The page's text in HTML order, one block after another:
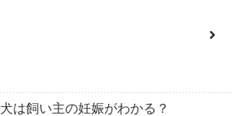
犬は飼い主の妊娠がわかる？